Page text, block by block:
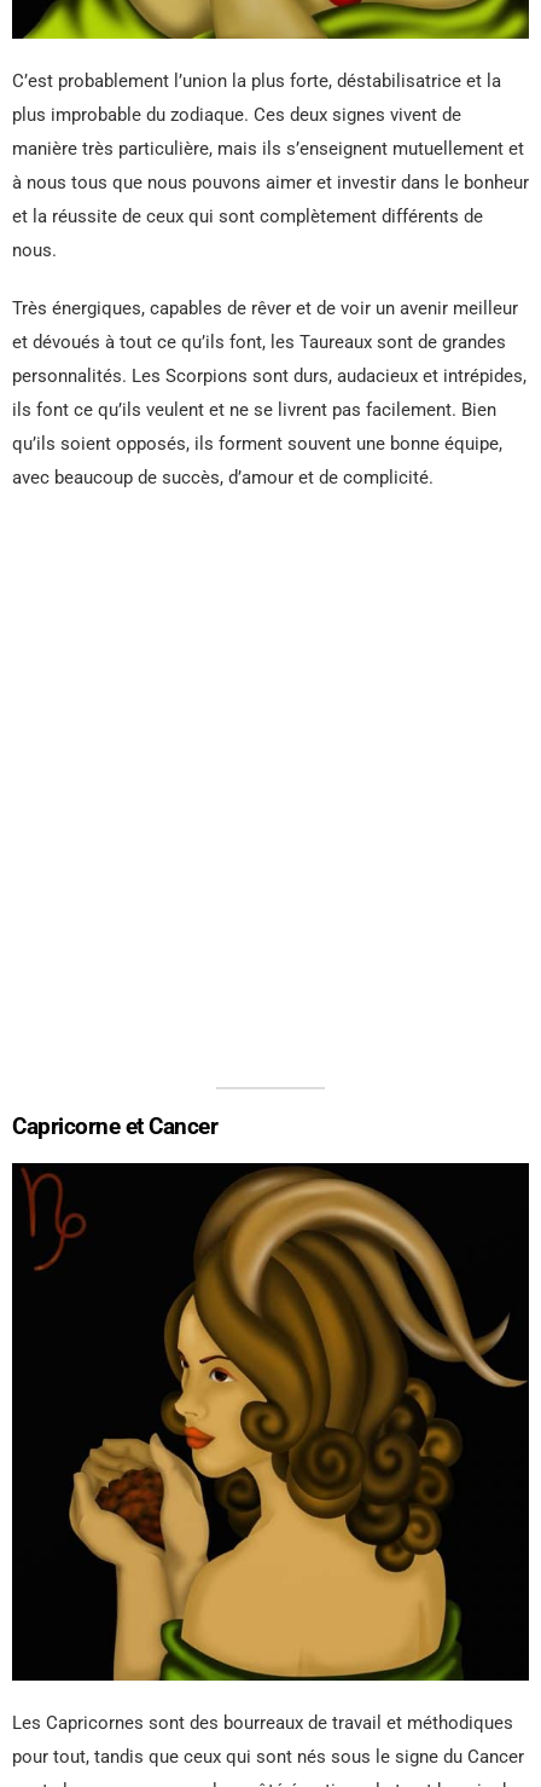
C’est probablement l’union la plus forte, déstabilisatrice et la
plus improbable du zodiaque. Ces deux signes vivent de
manière très particulière, mais ils s’enseignent mutuellement et
à nous tous que nous pouvons aimer et investir dans le bonheur
et la réussite de ceux qui sont complètement différents de
nous.
Très énergiques, capables de rêver et de voir un avenir meilleur
et dévoués à tout ce qu’ils font, les Taureaux sont de grandes
personnalités. Les Scorpions sont durs, audacieux et intrépides,
ils font ce qu’ils veulent et ne se livrent pas facilement. Bien
qu’ils soient opposés, ils forment souvent une bonne équipe,
avec beaucoup de succès, d’amour et de complicité.
Capricorne et Cancer
Les Capricornes sont des bourreaux de travail et méthodiques
pour tout, tandis que ceux qui sont nés sous le signe du Cancer